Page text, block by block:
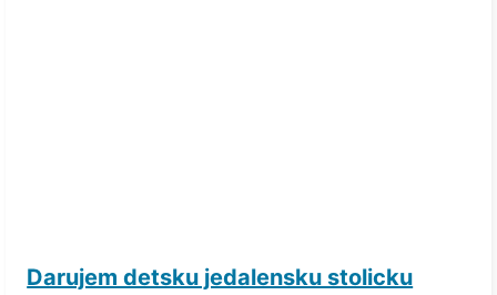
Darujem detsku jedalensku stolicku